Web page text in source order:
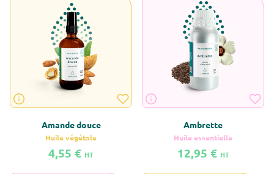
Amande douce
Huile végétale
4,55 € HT
Ambrette
Huile essentielle
12,95 € HT